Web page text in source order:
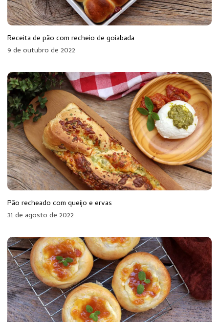
Receita de pão com recheio de goiabada
9 de outubro de 2022
Pão recheado com queijo e ervas
31 de agosto de 2022